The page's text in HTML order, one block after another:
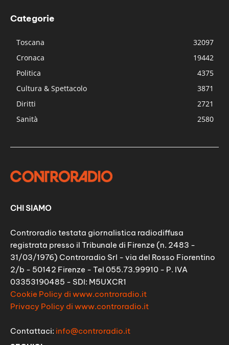
Categorie
Toscana
32097
Cronaca
19442
Politica
4375
Cultura & Spettacolo
3871
Diritti
2721
Sanità
2580
CHI SIAMO
Controradio testata giornalistica radiodiffusa
registrata presso il Tribunale di Firenze (n. 2483 -
31/03/1976) Controradio Srl - via del Rosso Fiorentino
2/b - 50142 Firenze - Tel 055.73.99910 - P. IVA
03353190485 - SDI: M5UXCR1
Cookie Policy di www.controradio.it
Privacy Policy di www.controradio.it
Contattaci: info@controradio.it